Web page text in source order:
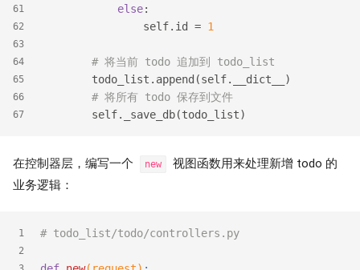
61
62
63
64
65
66
67
else:
                self.id =
1
# 将当前 todo 追加到 todo_list
        todo_list.append(self.__dict__)
# 将所有 todo 保存到文件
        self._save_db(todo_list)
在控制器层，编写一个 new
视图函数用来处理新增 todo 的
业务逻辑：
1
2
# todo_list/todo/controllers.py